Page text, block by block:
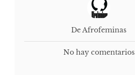
De Afrofeminas
No hay comentarios